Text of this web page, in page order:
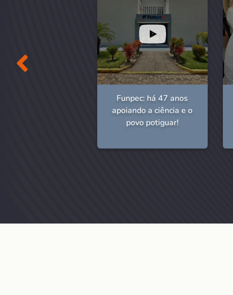
Funpec: há 47 anos
apoiando a ciência e o
povo potiguar!